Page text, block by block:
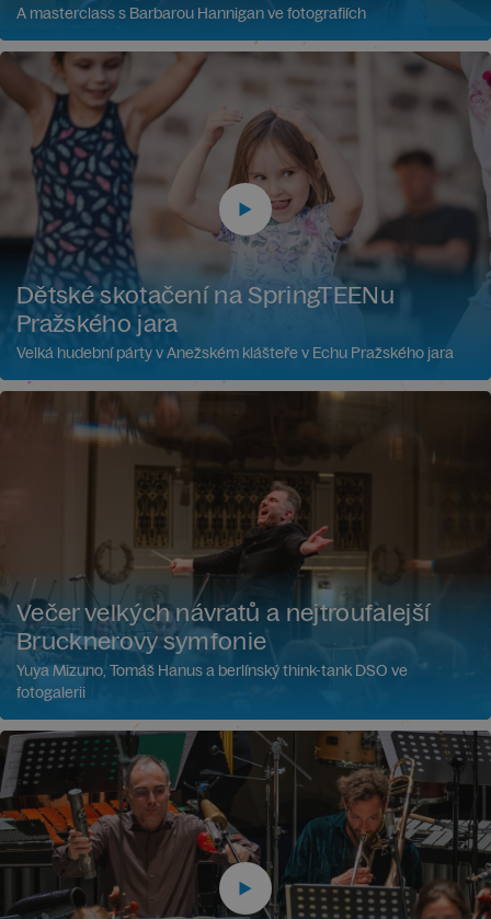
A masterclass s Barbarou Hannigan ve fotografiích
Dětské skotačení na SpringTEENu
Pražského jara
Velká hudební párty v Anežském klášteře v Echu Pražského jara
Večer velkých návratů a nejtroufalejší
Brucknerovy symfonie
Yuya Mizuno, Tomáš Hanus a berlínský think-tank DSO ve
fotogalerii